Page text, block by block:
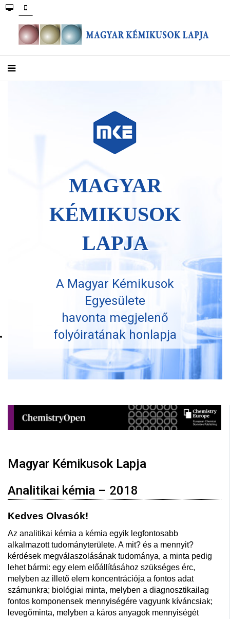
MAGYAR
KÉMIKUSOK
LAPJA
A Magyar Kémikusok
Egyesülete
havonta megjelenő
folyóiratának honlapja
Magyar Kémikusok Lapja
Analitikai kémia – 2018
Kedves Olvasók!
Az analitikai kémia a kémia egyik legfontosabb
alkalmazott tudományterülete. A mit? és a mennyit?
kérdések megválaszolásának tudománya, a minta pedig
lehet bármi: egy elem előállításához szükséges érc,
melyben az illető elem koncentrációja a fontos adat
számunkra; biológiai minta, melyben a diagnosztikailag
fontos komponensek mennyiségére vagyunk kíváncsiak;
levegőminta, melyben a káros anyagok mennyiségét